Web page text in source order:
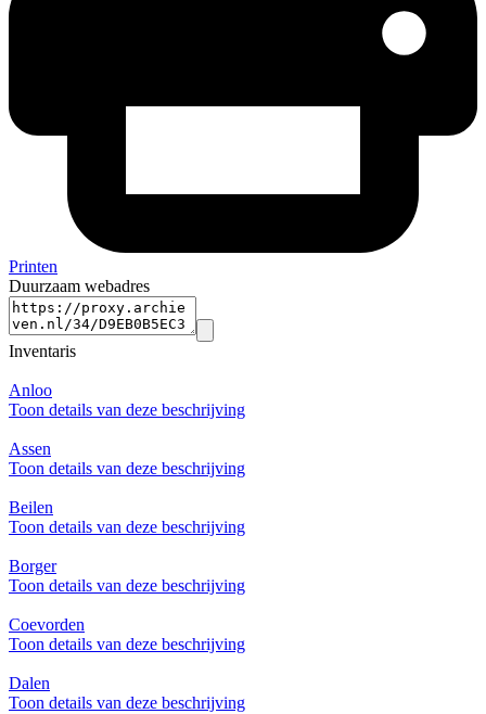
Printen
Duurzaam webadres
Inventaris
Anloo
Toon details van deze beschrijving
Assen
Toon details van deze beschrijving
Beilen
Toon details van deze beschrijving
Borger
Toon details van deze beschrijving
Coevorden
Toon details van deze beschrijving
Dalen
Toon details van deze beschrijving